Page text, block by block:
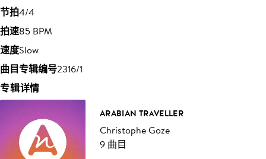
节拍4/4
拍速85 BPM
速度Slow
曲目专辑编号2316/1
专辑详情
ARABIAN TRAVELLER
Christophe Goze
9 曲目